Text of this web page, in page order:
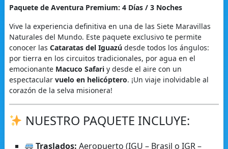
Paquete de Aventura Premium: 4 Días / 3 Noches
Vive la experiencia definitiva en una de las Siete Maravillas
Naturales del Mundo. Este paquete exclusivo te permite
conocer las Cataratas del Iguazúdesde todos los ángulos:
por tierra en los circuitos tradicionales, por agua en el
emocionante Macuco Safariy desde el aire con un
espectacular vuelo en helicóptero. ¡Un viaje inolvidable al
corazón de la selva misionera!
NUESTRO PAQUETE INCLUYE:
Traslados: Aeropuerto (IGU – Brasil o IGR –